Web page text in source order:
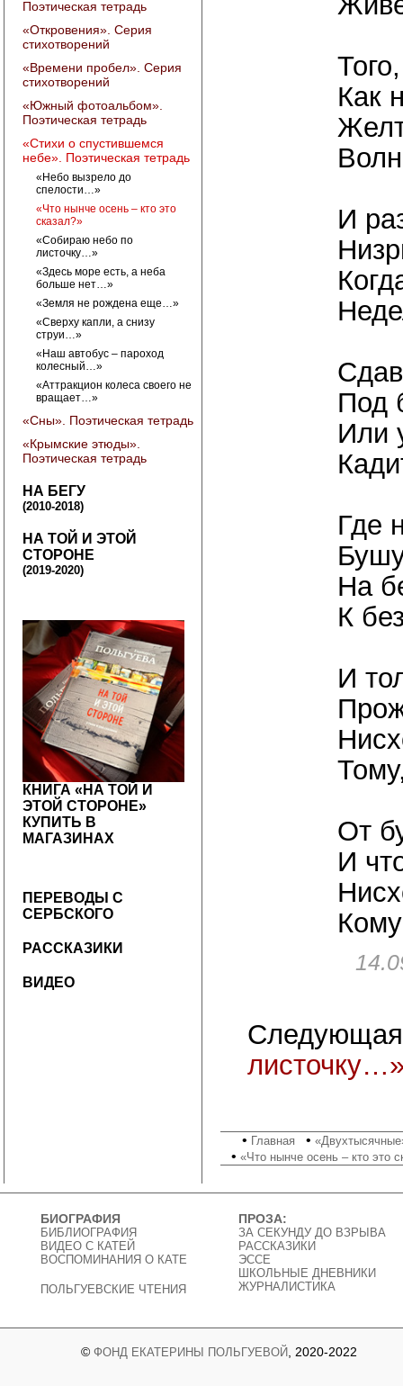
Поэтическая тетрадь
«Откровения». Серия
стихотворений
«Времени пробел». Серия
стихотворений
«Южный фотоальбом».
Поэтическая тетрадь
«Стихи о спустившемся
небе». Поэтическая тетрадь
«Небо вызрело до
спелости…»
«Что нынче осень – кто это
сказал?»
«Собираю небо по
листочку…»
«Здесь море есть, а неба
больше нет…»
«Земля не рождена еще…»
«Сверху капли, а снизу
струи…»
«Наш автобус – пароход
колесный…»
«Аттракцион колеса своего не
вращает…»
«Сны». Поэтическая тетрадь
«Крымские этюды».
Поэтическая тетрадь
НА БЕГУ
(2010-2018)
НА ТОЙ И ЭТОЙ
СТОРОНЕ
(2019-2020)
КНИГА «НА ТОЙ И
ЭТОЙ СТОРОНЕ»
КУПИТЬ В
МАГАЗИНАХ
ПЕРЕВОДЫ С
СЕРБСКОГО
РАССКАЗИКИ
ВИДЕО
Как
И
Под
Или
Где
На
К
И
От
И
• Главная •
• «Что нынче осень – кто это
БИОГРАФИЯ
БИБЛИОГРАФИЯ
ВИДЕО C КАТЕЙ
ВОСПОМИНАНИЯ О КАТЕ
ПОЛЬГУЕВСКИЕ ЧТЕНИЯ
ПРОЗА:
ЗА СЕКУНДУ ДО ВЗРЫВА
РАССКАЗИКИ
ЭССЕ
ШКОЛЬНЫЕ ДНЕВНИКИ
ЖУРНАЛИСТИКА
© ФОНД ЕКАТЕРИНЫ ПОЛЬГУЕВОЙ , 2020-2022